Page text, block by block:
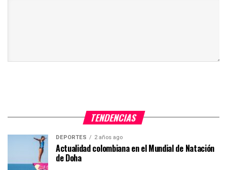
TENDENCIAS
DEPORTES 2 años ago
Actualidad colombiana en el Mundial de Natación
de Doha